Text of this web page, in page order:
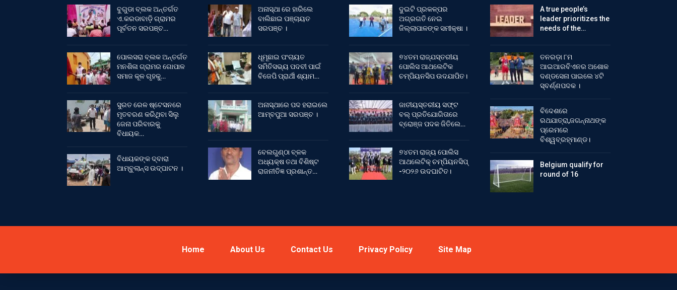
ବୁଗୁଡା ବ୍ଲକ ଅନ୍ତର୍ଗତ
ଏ.କରଡାବାଡ଼ି ଗ୍ରାମର
ପୂର୍ବତନ ସରପଞ୍ଚ…
ପୋଲସରା ବ୍ଲକ ଅନ୍ତର୍ଗତ
ମନଶିଳା ଗ୍ରାମର ଗୋପାଳ
ସମାଜ କୂଳ ଗୃହକୁ…
ସୁରତ ରେଳ ଷ୍ଟେସନରେ
ମୃତବରଣ କରିଥିବା ସିଲୁ
ଜେନା ପରିବାରକୁ
ବିଧାୟକ…
ବିଧାୟକଙ୍କ ଦ୍ବାରା
ଆମ୍ବୁଲାନ୍ସ ଉଦ୍‌ଘାଟନ ।
ଅନାସ୍ଥା ରେ ହାରିଲେ
ବାଲିଛାଇ ପଞ୍ଚାୟତ
ସରପଞ୍ଚ ।
ଧୂମୂଛାଇ ପଂଚାୟତ
ସମିତିସଭ୍ୟ ପଦବୀ ପାଇଁ
ବିଜେପି ପ୍ରାର୍ଥୀ ଶ୍ୟାମ…
ଅନାସ୍ଥାରେ ପଦ ହରାଇଲେ
ଆମ୍ବପୁଆ ସରପଞ୍ଚ ।
ବେଲଗୁଣ୍ଠା ବ୍ଳକ
ଅଧ୍ୟକ୍ଷ ତଥା ବିଶିଷ୍ଟ
ରାଜନୀତିଜ୍ଞ ପ୍ରଶାନ୍ତ…
ଦୁଇଟି ପ୍ରକଳ୍ପର
ଅଗ୍ରଗତି ନେଇ
ଜିଲ୍ଲାପାଳଙ୍କ ସମୀକ୍ଷା ।
୭୪ତମ ରାଜ୍ଯସ୍ତରୀୟ
ପୋଲିସ ଆଥଲେଟିକ
ଚମ୍ପିୟନସିପ ଉଦଯାପିତ।
ଜାତୀୟସ୍ତରୀୟ ସଫ୍ଟ
ବଲ୍ ପ୍ରତିଯୋଗିତାରେ
ବ୍ରୋଞ୍ଜ ପଦକ ଜିତିଲେ…
୭୪ତମ ରାଜ୍ୟ ପୋଲିସ
ଆଥଲେଟିକ୍ ଚମ୍ପିୟନସିପ୍
-୨୦୨୬ ଉଦଘାଟିତ।
A true people’s
leader prioritizes the
needs of the…
ତନରଡ଼ା ୮ମ
ଆଇଆରବିଏନର ଅଶୋକ
ଦଣ୍ଡସେନା ପାଇଲେ ୪ଟି
ସ୍ବର୍ଣ୍ଣପଦକ ।
ବିଦେଶରେ
ରଥଯାତ୍ରା,ଜଗନ୍ନାଥଙ୍କ
ପ୍ରେମରେ
ବିଶ୍ୱବ୍ରହ୍ମାଣ୍ଡ।
Belgium qualify for
round of 16
Home About Us Contact Us Privacy Policy Site Map